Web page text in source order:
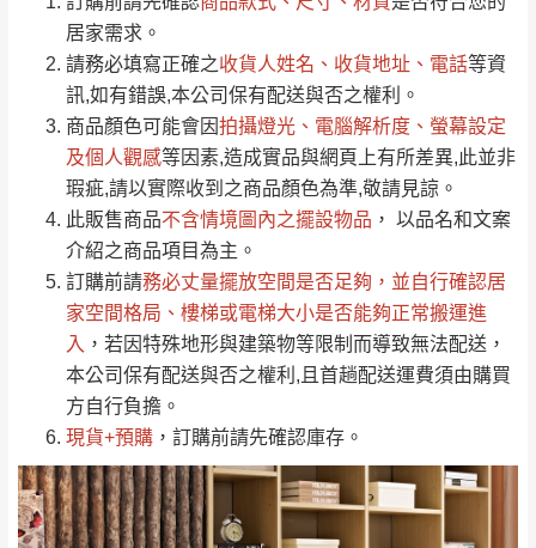
居家需求。
請務必填寫正確之收貨人姓名、收貨地址、電話等資
訊,如有錯誤,本公司保有配送與否之權利。
商品顏色可能會因拍攝燈光、電腦解析度、螢幕設定
及個人觀感等因素,造成實品與網頁上有所差異,此並非
瑕疵,請以實際收到之商品顏色為準,敬請見諒。
此販售商品不含情境圖內之擺設物品 ， 以品名和文案
介紹之商品項目為主。
訂購前請務必丈量擺放空間是否足夠 ，並自行確認居
家空間格局、 樓梯或電梯大小是否能夠正常搬運進
入 ，若因特殊地形與建築物等限制而導致無法配送，
本公司保有配送與否之權利,且首趟配送運費須由購買
方自行負擔。
現貨+預購 ，訂購前請先確認庫存。
運送地區 運送費用
偏遠地區
（請先線上詢問 LINE
→@dershin ）
桃園
免 運
費
復興鄉
新竹
峨眉鄉、五峰鄉、
橫山、北埔鄉、尖
石鄉、寶山鄉山
區、新埔山區、芎
台北 無
由於品項繁多，網頁無法及時更新，如有需
要購買商品，請於出發前來電或到「官方
Line客服」來信確認商品是否有「現貨」與
「金額」。
若商品價格或庫存有異常，商家有權取消訂
單。部分網路商品恕無法更改原設計或客製，敬請
見諒！
接單後二日內(不含例假日)，我們客服會與您
電話聯絡或E-Mail通知確認訂單。
（線上客
服 LINE → @dershin）
下單前先詢問是否現貨 ，若未詢問下單後無
現貨我們客服會再來電或E-Mail與您聯絡
（洽詢方式請搜尋 Line ID →
地區恕無法提供運送 (詳見運送規章)。
全部 依評論高至低排列
依評論低至高排列 只顯示附上圖片
只顯示附上評論